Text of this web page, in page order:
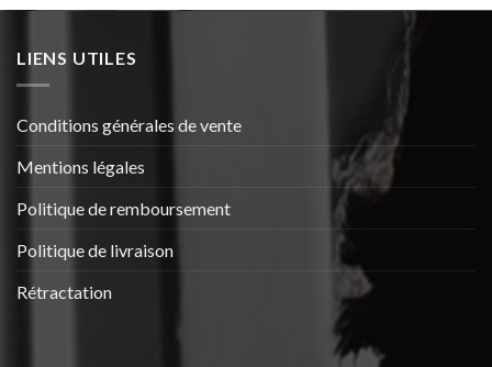
était : est :
LIENS UTILES
Conditions générales de vente
Mentions légales
Politique de remboursement
Politique de livraison
Rétractation